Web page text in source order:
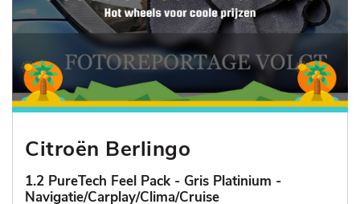
Citroën Berlingo
1.2 PureTech Feel Pack - Gris Platinium -
Navigatie/Carplay/Clima/Cruise